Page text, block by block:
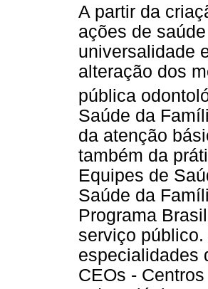
A partir da
ações de
universalidade
alteração dos
pública
Saúde da
da atenção
também da
Equipes de
Saúde da
Programa
serviço
especialidades
CEOs -